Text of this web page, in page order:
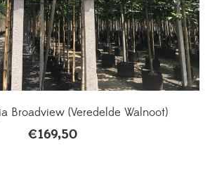
Broadview (Veredelde Walnoot)
€169,50